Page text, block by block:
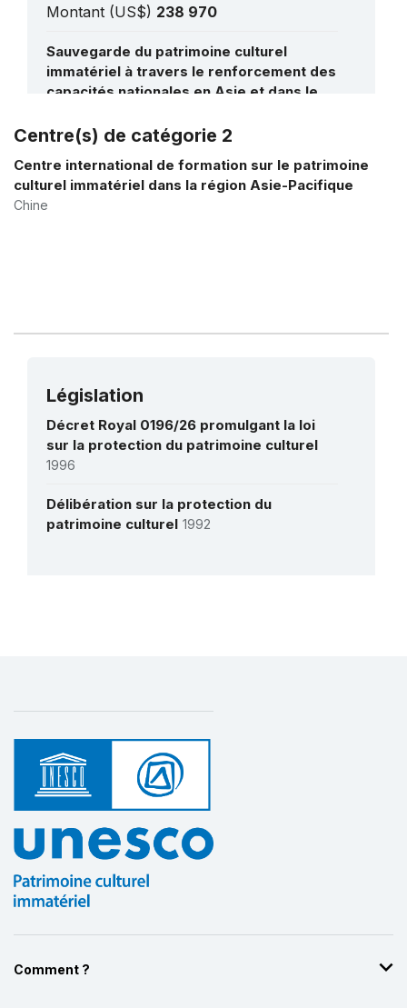
Montant (US$) 238 970
Sauvegarde du patrimoine culturel
immatériel à travers le renforcement des
capacités nationales en Asie et dans le
Montant (US$)1 020 484
Plan d'action pour la sauvegarde du
ballet Royal
Voir tous les projets
Centre(s) de catégorie 2
Centre international de formation sur le patrimoine
culturel immatériel dans la région Asie-Pacifique
Chine
Législation
Décret Royal 0196/26 promulgant la loi
sur la protection du patrimoine culturel
1996
Délibération sur la protection du
patrimoine culturel 1992
Comment ?